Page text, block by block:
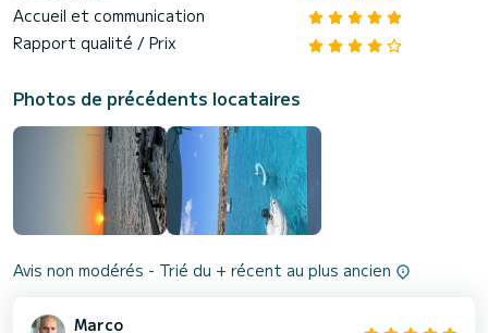
Accueil et communication
Rapport qualité / Prix
Photos de précédents locataires
Avis non modérés - Trié du + récent au plus ancien
Marco